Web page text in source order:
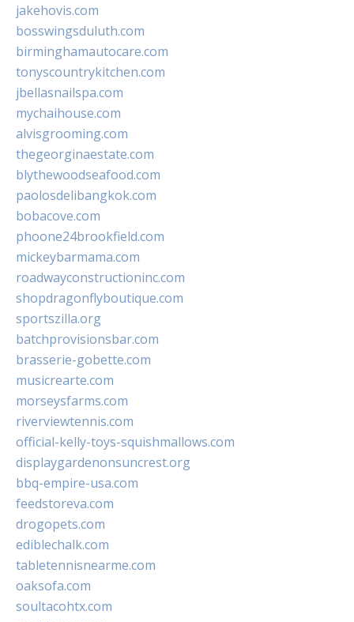
jakehovis.com
bosswingsduluth.com
birminghamautocare.com
tonyscountrykitchen.com
jbellasnailspa.com
mychaihouse.com
alvisgrooming.com
thegeorginaestate.com
blythewoodseafood.com
paolosdelibangkok.com
bobacove.com
phoone24brookfield.com
mickeybarmama.com
roadwayconstructioninc.com
shopdragonflyboutique.com
sportszilla.org
batchprovisionsbar.com
brasserie-gobette.com
musicrearte.com
morseysfarms.com
riverviewtennis.com
official-kelly-toys-squishmallows.com
displaygardenonsuncrest.org
bbq-empire-usa.com
feedstoreva.com
drogopets.com
ediblechalk.com
tabletennisnearme.com
oaksofa.com
soultacohtx.com